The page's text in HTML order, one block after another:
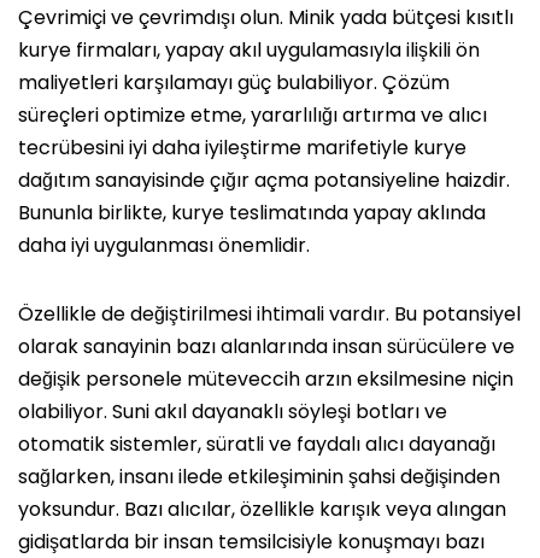
Çevrimiçi ve çevrimdışı olun. Minik yada bütçesi kısıtlı
kurye firmaları, yapay akıl uygulamasıyla ilişkili ön
maliyetleri karşılamayı güç bulabiliyor. Çözüm
süreçleri optimize etme, yararlılığı artırma ve alıcı
tecrübesini iyi daha iyileştirme marifetiyle kurye
dağıtım sanayisinde çığır açma potansiyeline haizdir.
Bununla birlikte, kurye teslimatında yapay aklında
daha iyi uygulanması önemlidir.
Özellikle de değiştirilmesi ihtimali vardır. Bu potansiyel
olarak sanayinin bazı alanlarında insan sürücülere ve
değişik personele müteveccih arzın eksilmesine niçin
olabiliyor. Suni akıl dayanaklı söyleşi botları ve
otomatik sistemler, süratli ve faydalı alıcı dayanağı
sağlarken, insanı ilede etkileşiminin şahsi değişinden
yoksundur. Bazı alıcılar, özellikle karışık veya alıngan
gidişatlarda bir insan temsilcisiyle konuşmayı bazı